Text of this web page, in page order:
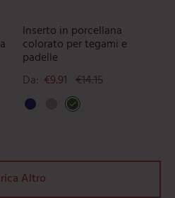
Inserto in porcellana
colorato per tegami e
padelle
Da: €9.91 €14.15
Altro